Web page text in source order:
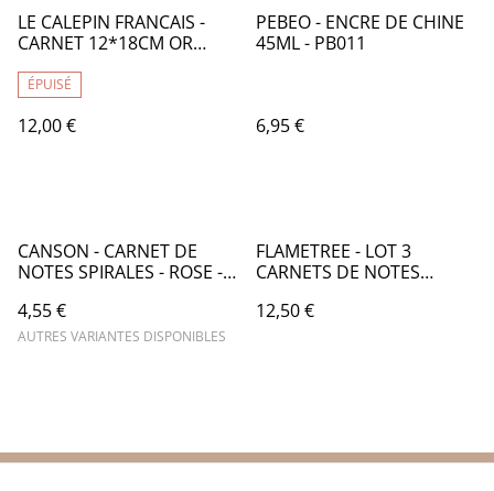
LE CALEPIN FRANCAIS -
CARNET 12*18CM OR
CF007
ÉPUISÉ
12,00 €
PEBEO - ENCRE DE CHINE
45ML - PB011
6,95 €
CANSON - CARNET DE
NOTES SPIRALES - ROSE -
CA050
4,55 €
AUTRES VARIANTES DISPONIBLES
FLAMETREE - LOT 3
CARNETS DE NOTES
HIROSHIGE - TB010
12,50 €